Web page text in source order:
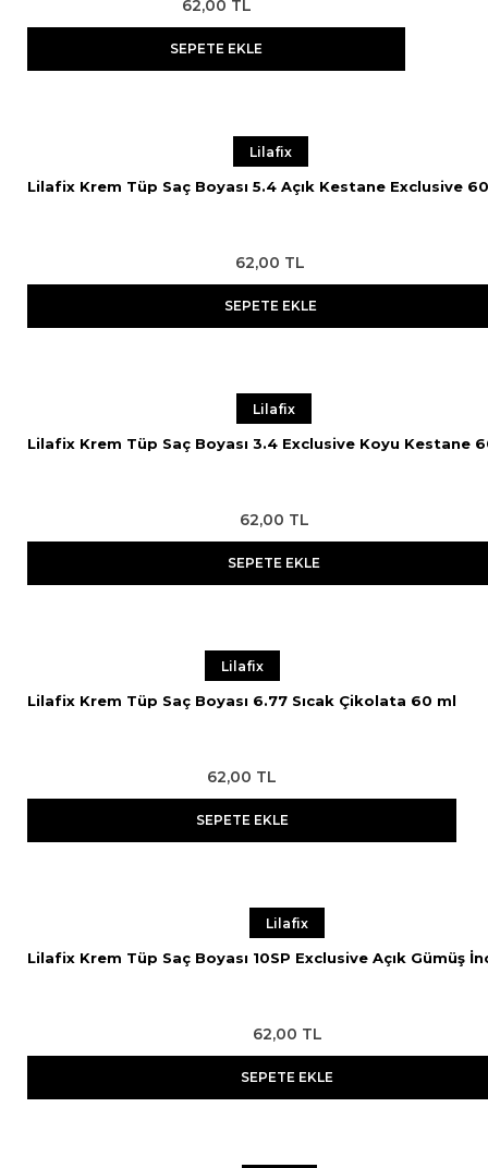
62,00 TL
SEPETE EKLE
Lilafix
Lilafix Krem Tüp Saç Boyası 5.4 Açık Kestane Exclusive
62,00 TL
SEPETE EKLE
Lilafix
Lilafix Krem Tüp Saç Boyası 3.4 Exclusive Koyu Kestane
62,00 TL
SEPETE EKLE
Lilafix
Lilafix Krem Tüp Saç Boyası 6.77 Sıcak Çikolata 60 ml
62,00 TL
SEPETE EKLE
Lilafix
Lilafix Krem Tüp Saç Boyası 10SP Exclusive Açık Gümüş
62,00 TL
SEPETE EKLE